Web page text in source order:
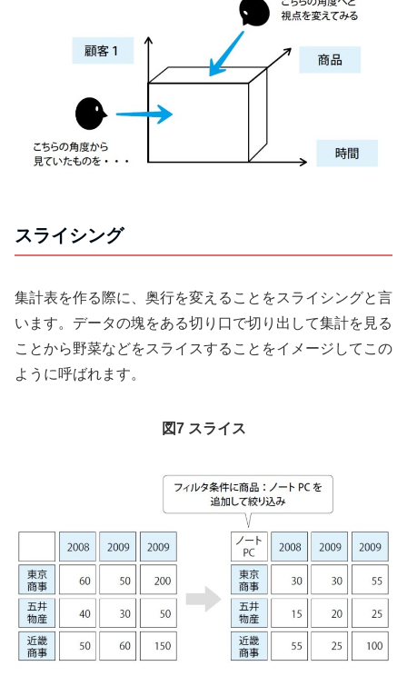
スライシング
集計表を作る際に、奥行を変えることをスライシングと言
います。データの塊をある切り口で切り出して集計を見る
ことから野菜などをスライスすることをイメージしてこの
ように呼ばれます。
図7 スライス